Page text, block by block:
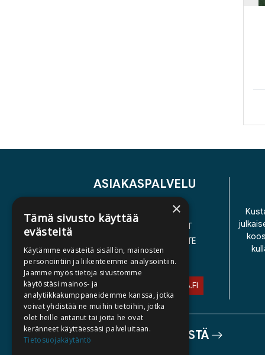
ASIAKASPALVELU
YHTEYSTIEDOT
YLEISET TOIMITUSEHDOT
SAAVUTETTAVUUSSELOSTE
TIETOSUOJASELOSTE
ASIAKASPALVELU@STORIA.FI
TIETOA MEISTÄ
×
Tämä sivusto käyttää
evästeitä
Käytämme evästeitä sisällön, mainosten
personointiin ja liikenteemme analysointiin.
Jaamme myös tietoja sivustomme
käytöstäsi mainos- ja
analytiikkakumppaneidemme kanssa, jotka
voivat yhdistää ne muihin tietoihin, jotka
olet heille antanut tai joita he ovat
keränneet käyttäessäsi palveluitaan.
Tietosuojakäytäntö